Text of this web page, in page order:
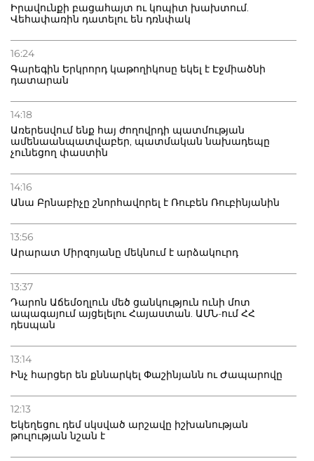
Իրավունքի բացահայտ ու կոպիտ խախտում.
Վեհափառին դատելու են դռնփակ
16:24
Գարեգին Երկրորդ կաթողիկոսը եկել է Էջմիածնի
դատարան
14:18
Առերեսվում ենք հայ ժողովրդի պատմության
ամենաանպատվաբեր, պատմական նախադեպը
չունեցող փաստին
14:16
Անա Բրնաբիչը շնորհավորել է Ռուբեն Ռուբինյանին
13:56
Արարատ Միրզոյանը մեկնում է արձակուրդ
13:37
Դարոն Աճեմօղլուն մեծ ցանկություն ունի մոտ
ապագայում այցելելու Հայաստան. ԱՄՆ-ում ՀՀ
դեսպան
13:14
Ինչ հարցեր են քննարկել Փաշինյանն ու Ժապարովը
12:13
Եկեղեցու դեմ սկսված արշավը իշխանության
թուլության նշան է